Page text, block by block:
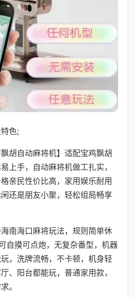
色;
飘胡自动麻将机】适配宝鸡飘胡
上手，自动麻将机做工扎实，
亲民性价比高，家用娱乐耐用
还是朋友小聚，轻松组局畅享
南海口麻将玩法，规则简单休
自摸可点炮，无复杂番型，机器
，洗牌流畅，不卡顿，机身轻
、阳台都能玩，普通家用款，
。